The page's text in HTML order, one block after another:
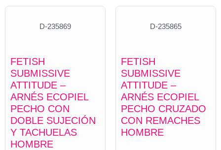
D-235869
FETISH
SUBMISSIVE
ATTITUDE –
ARNÉS ECOPIEL
PECHO CON
DOBLE SUJECIÓN
Y TACHUELAS
HOMBRE
D-235865
FETISH
SUBMISSIVE
ATTITUDE –
ARNÉS ECOPIEL
PECHO CRUZADO
CON REMACHES
HOMBRE